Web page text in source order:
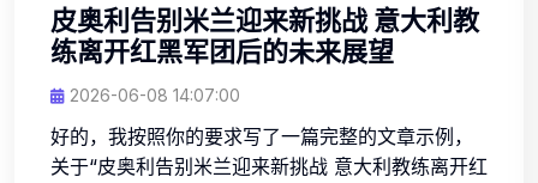
皮奥利告别米兰迎来新挑战 意大利教
练离开红黑军团后的未来展望
2026-06-08 14:07:00
好的，我按照你的要求写了一篇完整的文章示例，
关于“皮奥利告别米兰迎来新挑战 意大利教练离开红